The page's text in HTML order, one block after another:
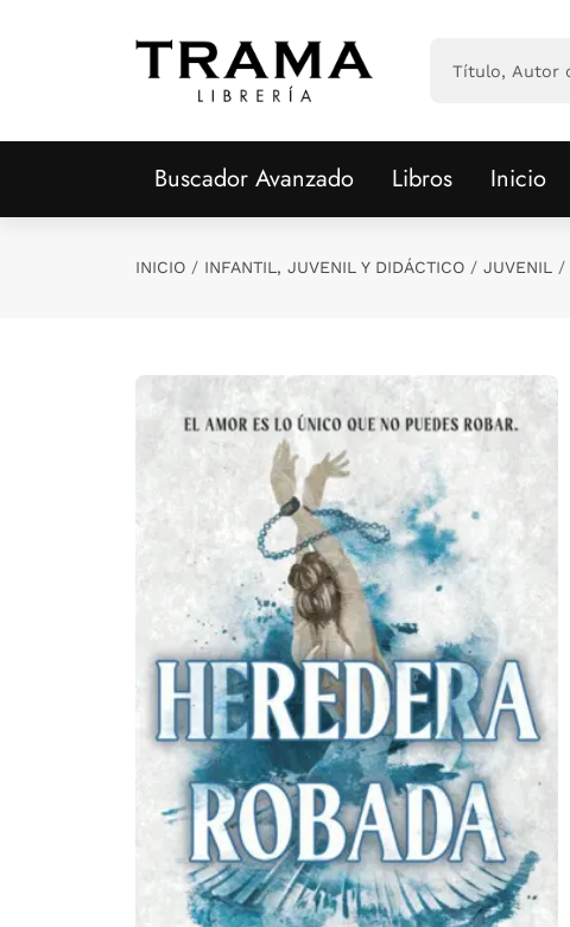
Buscador Avanzado Libros Inicio
INICIO INFANTIL, JUVENIL Y DIDÁCTICO JUVENIL